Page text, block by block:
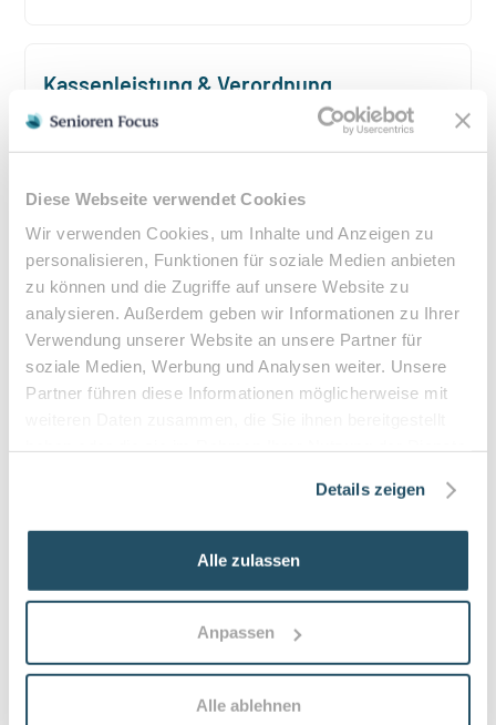
Diese Webseite verwendet Cookies
Wir verwenden Cookies, um Inhalte und Anzeigen zu
personalisieren, Funktionen für soziale Medien anbieten
zu können und die Zugriffe auf unsere Website zu
analysieren. Außerdem geben wir Informationen zu Ihrer
Verwendung unserer Website an unsere Partner für
soziale Medien, Werbung und Analysen weiter. Unsere
Partner führen diese Informationen möglicherweise mit
Details zeigen
Alle zulassen
Anpassen
Alle ablehnen
Kassenleistung & Verordnung
Podologische Behandlungen sind bei entsprechender
ärztlicher Verordnung Kassenleistungen. Eine
oder Facharzt bei folgenden Indikationen:
Verordnungsfähige Diagnosen:
Durchblutungsstörungen der Füße
Sensibilitätsstörungen
Querschnittslähmung
•10% Zuzahlung pro Behandlung (mind. 5€, max. 10€)
Befreiung bei chronischen Erkrankungen möglich
Häufige Fragen zum Praxisbesuch